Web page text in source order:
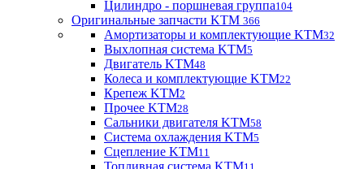
Цилиндро - поршневая группа104
Оригинальные запчасти KTM 366
Амортизаторы и комплектующие KTM32
Выхлопная система KTM5
Двигатель KTM48
Колеса и комплектующие KTM22
Крепеж KTM2
Прочее KTM28
Сальники двигателя KTM58
Система охлаждения KTM5
Сцепление KTM11
Топливная система KTM